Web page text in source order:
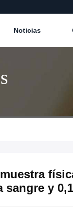
Noticias
sangre y